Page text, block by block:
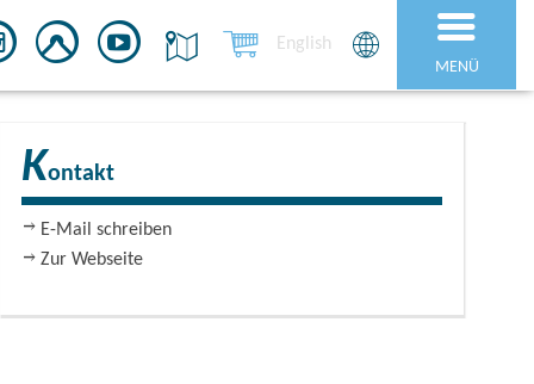
MENÜ
English
Kontakt
E-Mail schreiben
Zur Webseite